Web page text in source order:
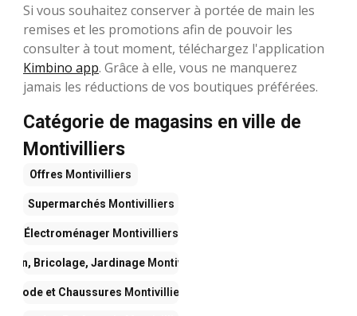
Si vous souhaitez conserver à portée de main les
remises et les promotions afin de pouvoir les
consulter à tout moment, téléchargez l'application
Kimbino app. Grâce à elle, vous ne manquerez
jamais les réductions de vos boutiques préférées.
Catégorie de magasins en ville de
Montivilliers
Offres Montivilliers
Supermarchés Montivilliers
Électroménager Montivilliers
Bricolage, Jardinage Montivilliers
Mode et Chaussures Montivilliers